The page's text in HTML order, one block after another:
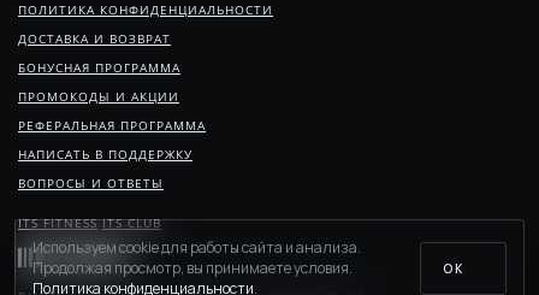
ПОЛИТИКА КОНФИДЕНЦИАЛЬНОСТИ
ДОСТАВКА И ВОЗВРАТ
БОНУСНАЯ ПРОГРАММА
ПРОМОКОДЫ И АКЦИИ
РЕФЕРАЛЬНАЯ ПРОГРАММА
НАПИСАТЬ В ПОДДЕРЖКУ
ВОПРОСЫ И ОТВЕТЫ
ITS FITNESS ITS CLUB
Используем cookie для работы сайта и анализа.
Продолжая просмотр, вы принимаете условия.
Политика конфиденциальности.
ОК